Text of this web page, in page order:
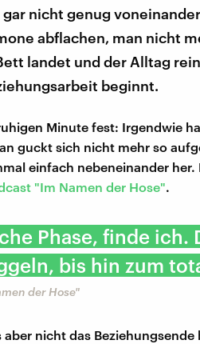
nicht genug
abflachen, man nicht
landet und der Alltag
beginnt.
Minute fest: Irgendwie
guckt sich nicht mehr so
einfach nebeneinander her.
"Im Namen der Hose".
Phase, finde ich.
bis hin zum
der Hose"
aber nicht das